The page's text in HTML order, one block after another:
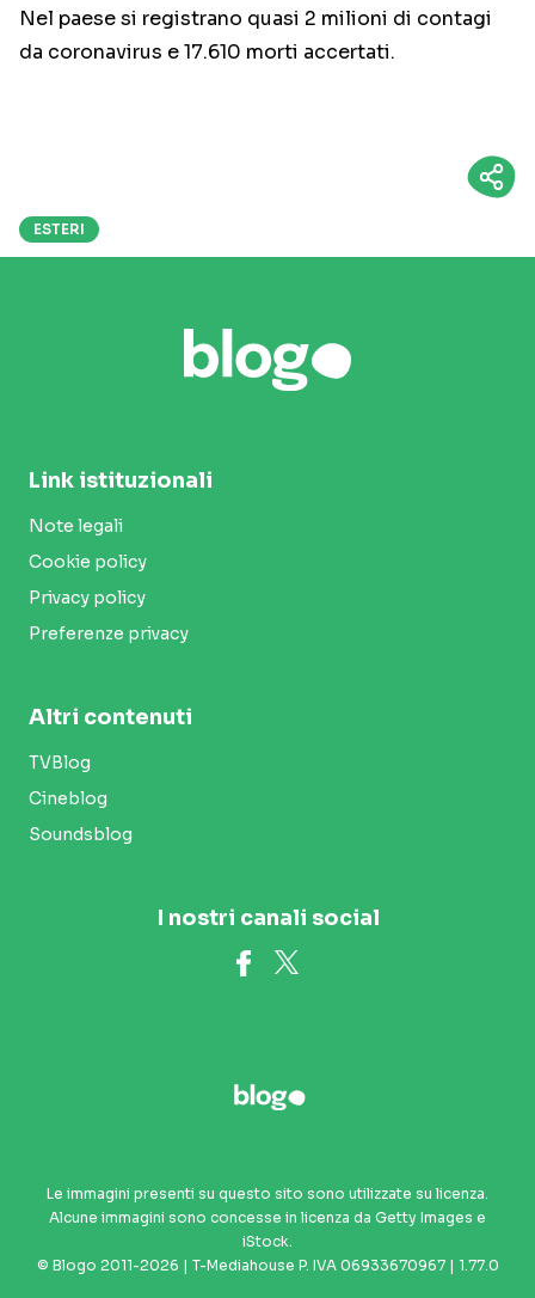
Nel paese si registrano quasi 2 milioni di contagi
da coronavirus e 17.610 morti accertati.
ESTERI
Link istituzionali
Note legali
Cookie policy
Privacy policy
Preferenze privacy
Altri contenuti
TVBlog
Cineblog
Soundsblog
I nostri canali social
Le immagini presenti su questo sito sono utilizzate su licenza.
Alcune immagini sono concesse in licenza da Getty Images e
iStock.
© Blogo 2011-2026 | T-Mediahouse P. IVA 06933670967 | 1.77.0